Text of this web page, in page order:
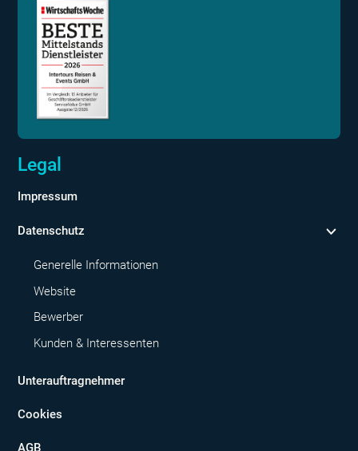
Legal
Impressum
Datenschutz
Generelle Informationen
Website
Bewerber
Kunden & Interessenten
Unterauftragnehmer
Cookies
AGB